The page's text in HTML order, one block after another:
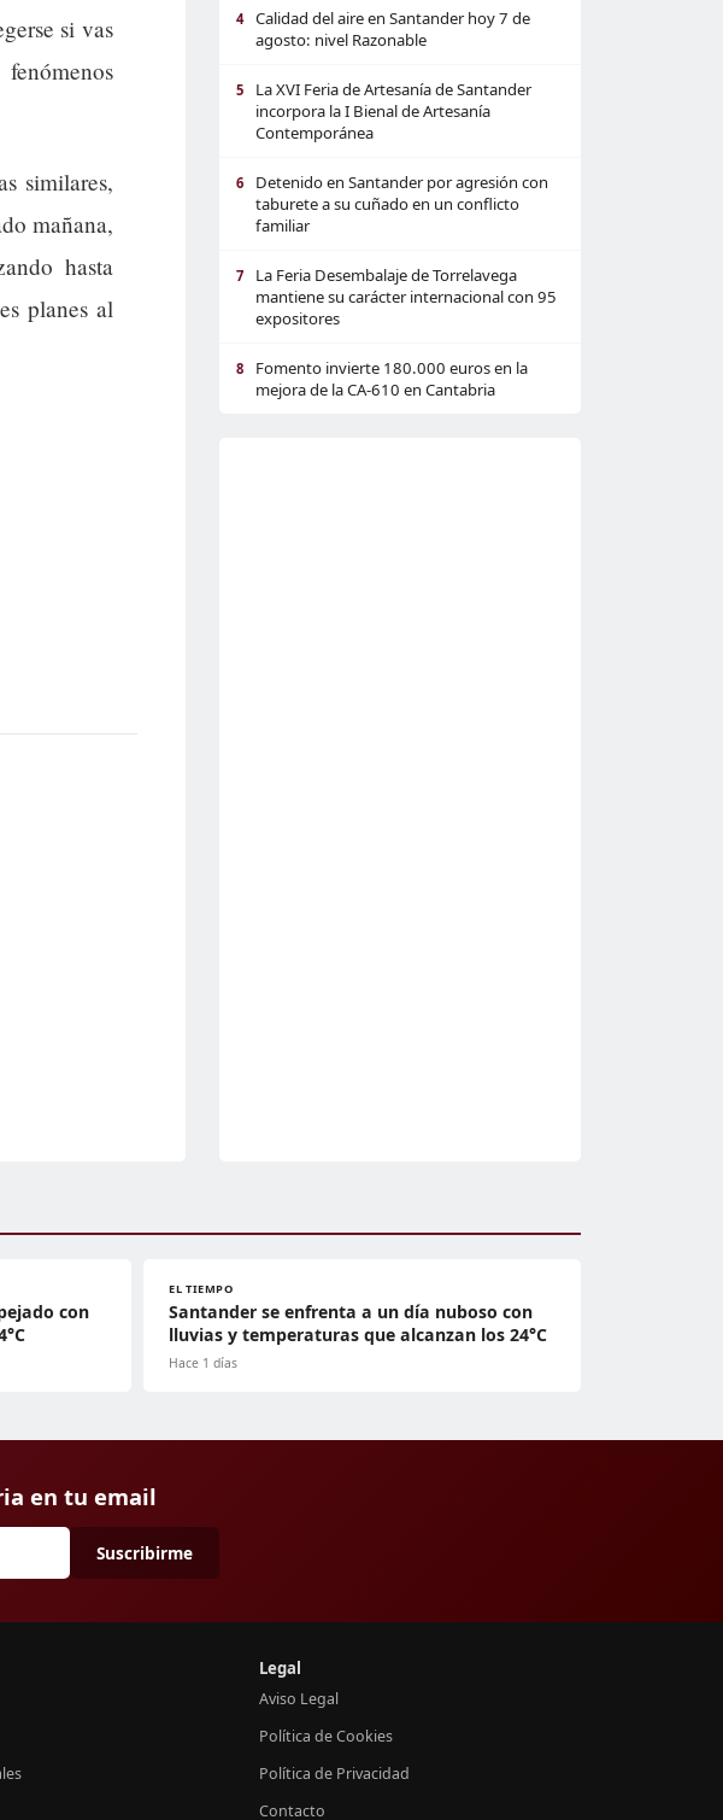
si vas
similares,
mañana,
hasta
planes al
4
Calidad del aire en Santander hoy 7 de
agosto: nivel Razonable
5
La XVI Feria de Artesanía de Santander
incorpora la I Bienal de Artesanía
Contemporánea
6
Detenido en Santander por agresión con
taburete a su cuñado en un conflicto
familiar
7
La Feria Desembalaje de Torrelavega
mantiene su carácter internacional con 95
expositores
8
Fomento invierte 180.000 euros en la
mejora de la CA-610 en Cantabria
con
EL TIEMPO
Santander se enfrenta a un día nuboso con
lluvias y temperaturas que alcanzan los 24°C
Hace 1 días
en tu email
Suscribirme
Legal
Aviso Legal
Política de Cookies
Política de Privacidad
Contacto